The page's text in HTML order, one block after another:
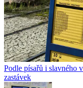
Podle písařů i slavného
zastávek